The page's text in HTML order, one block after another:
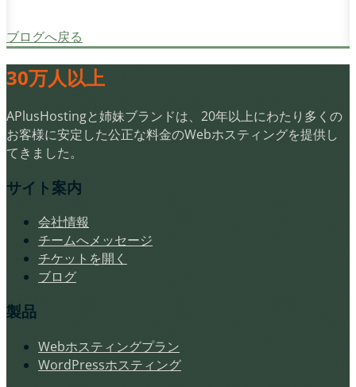
ブログへ戻る
30万人以上
APlusHostingと姉妹ブランドは、20年以上にわたり多くの
お客様に安定した公正な料金のWebホスティングを提供し
てきました。
サイト案内
会社情報
チームへメッセージ
チケットを開く
ブログ
製品
Webホスティングプラン
WordPressホスティング